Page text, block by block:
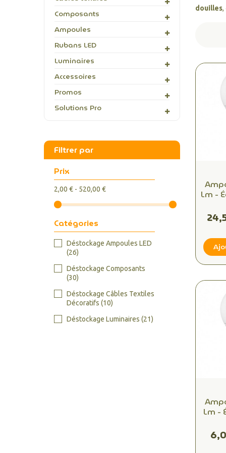
Composants
Ampoules
Rubans LED
Luminaires
Accessoires
Promos
Solutions Pro
Filtrer par
Prix
2,00 € - 520,00 €
Catégories
Déstockage Ampoules LED
(26)
Déstockage Composants
(30)
Déstockage Câbles Textiles
Décoratifs (10)
Déstockage Luminaires (21)
douilles,
Lm -
Lm -